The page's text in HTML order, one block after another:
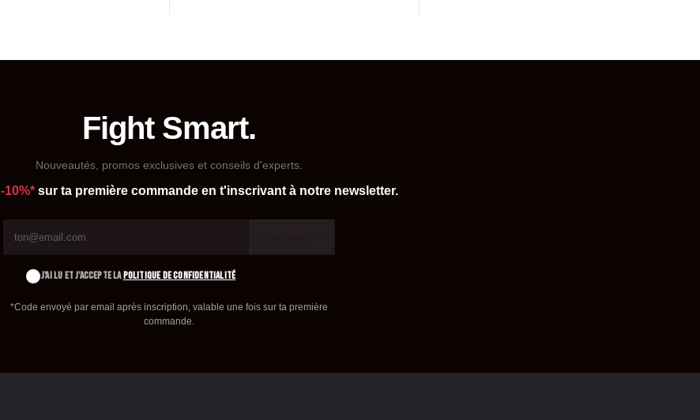
Fight Smart.
Nouveautés, promos exclusives et conseils d'experts.
-10%* sur ta première commande en t'inscrivant à notre newsletter.
J'AI LU ET J'ACCEPTE LAPOLITIQUE DE CONFIDENTIALITÉ
*Code envoyé par email après inscription, valable une fois sur ta première
commande.